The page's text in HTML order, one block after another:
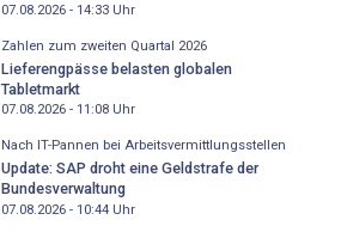
07.08.2026 - 14:33Uhr
Zahlen zum zweiten Quartal 2026
Lieferengpässe belasten globalen
Tabletmarkt
07.08.2026 - 11:08Uhr
Nach IT-Pannen bei Arbeitsvermittlungsstellen
Update: SAP droht eine Geldstrafe der
Bundesverwaltung
07.08.2026 - 10:44Uhr